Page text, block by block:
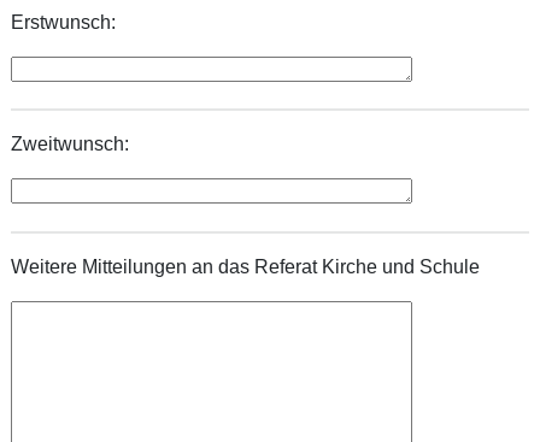
Erstwunsch:
Zweitwunsch:
Weitere Mitteilungen an das Referat Kirche und Schule